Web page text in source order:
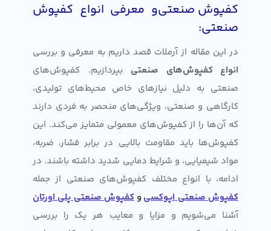
کفپوش صنعتیو معرفی انواع کفپوش
صنعتی:
در این مقاله از آرملات قصد داریم به معرفی و بررسی
انواع کفپوش‌های صنعتی بپردازیم. کفپوش‌های
صنعتی به دلیل نیازهای خاص محیط‌های تولیدی،
کارگاهی و صنعتی، ویژگی‌های منحصر به فردی دارند
که آن‌ها را از کفپوش‌های معمولی متمایز می‌کند. این
کفپوش‌ها باید مقاومت بالایی در برابر فشار، ضربه،
مواد شیمیایی، و شرایط دمایی شدید داشته باشند. در
ادامه، با انواع مختلف کفپوش‌های صنعتی از جمله
کفپوش صنعتیاپوکسی و کفپوش صنعتی پلی اورتان
آشنا می‌شویم و مزایا و معایب هر یک را بررسی